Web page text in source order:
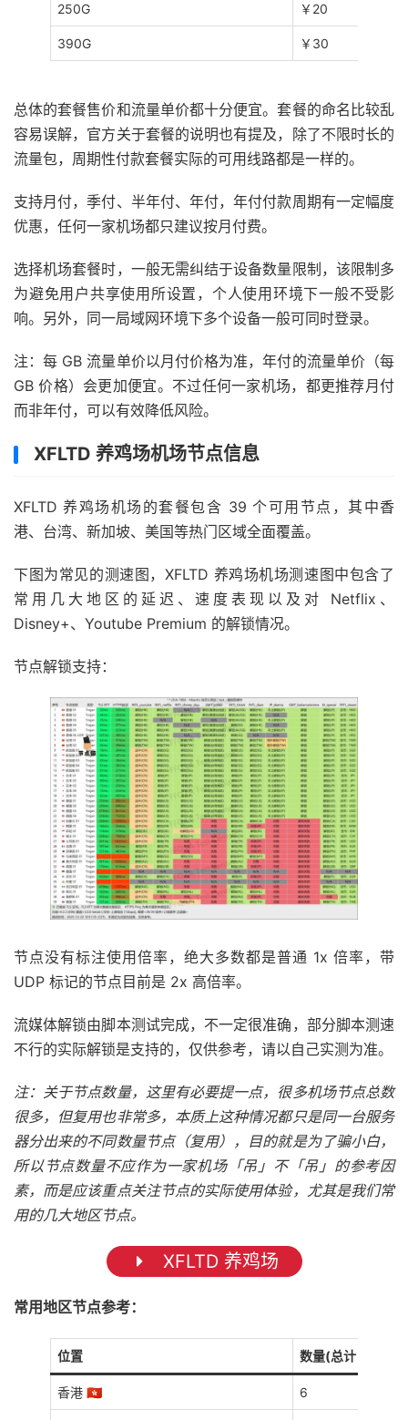
250G ￥20
390G ￥30
总体的套餐售价和流量单价都十分便宜。套餐的命名比较乱
容易误解，官方关于套餐的说明也有提及，除了不限时长的
流量包，周期性付款套餐实际的可用线路都是一样的。
支持月付，季付、半年付、年付，年付付款周期有一定幅度
优惠，任何一家机场都只建议按月付费。
选择机场套餐时，一般无需纠结于设备数量限制，该限制多
为避免用户共享使用所设置，个人使用环境下一般不受影
响。另外，同一局域网环境下多个设备一般可同时登录。
注：每 GB 流量单价以月付价格为准，年付的流量单价（每
GB 价格）会更加便宜。不过任何一家机场，都更推荐月付
而非年付，可以有效降低风险。
XFLTD 养鸡场机场节点信息
XFLTD 养鸡场机场的套餐包含 39 个可用节点，其中香
港、台湾、新加坡、美国等热门区域全面覆盖。
下图为常见的测速图，XFLTD 养鸡场机场测速图中包含了
常用几大地区的延迟、速度表现以及对 Netflix、
Disney+、Youtube Premium 的解锁情况。
节点解锁支持：
节点没有标注使用倍率，绝大多数都是普通 1x 倍率，带
UDP 标记的节点目前是 2x 高倍率。
流媒体解锁由脚本测试完成，不一定很准确，部分脚本测速
不行的实际解锁是支持的，仅供参考，请以自己实测为准。
注：关于节点数量，这里有必要提一点，很多机场节点总数
很多，但复用也非常多，本质上这种情况都只是同一台服务
器分出来的不同数量节点（复用），目的就是为了骗小白，
所以节点数量不应作为一家机场「吊」不「吊」的参考因
素，而是应该重点关注节点的实际使用体验，尤其是我们常
用的几大地区节点。
XFLTD 养鸡场
常用地区节点参考：
位置 数量(总计 23 个)
香港 🇭🇰 6